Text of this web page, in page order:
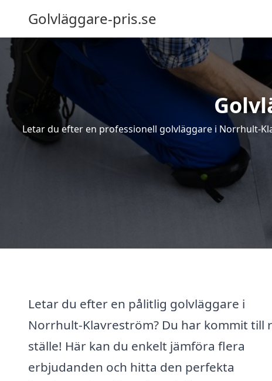
Golvläggare-pris.se
Letar du efter en professionell golvläggare i Norrhult-
Letar du efter en pålitlig golvläggare i
Norrhult-Klavreström? Du har kommit till
ställe! Här kan du enkelt jämföra flera
erbjudanden och hitta den perfekta